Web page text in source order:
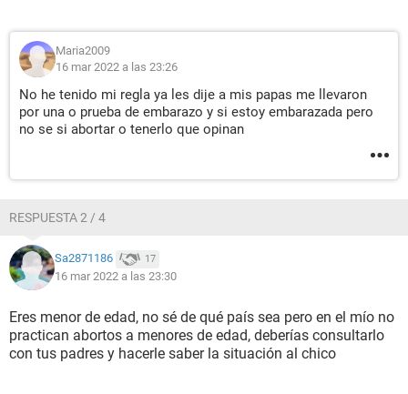
Maria2009
16 mar 2022 a las 23:26
No he tenido mi regla ya les dije a mis papas me llevaron
por una o prueba de embarazo y si estoy embarazada pero
no se si abortar o tenerlo que opinan
RESPUESTA 2 / 4
Sa2871186 17
16 mar 2022 a las 23:30
Eres menor de edad, no sé de qué país sea pero en el mío no
practican abortos a menores de edad, deberías consultarlo
con tus padres y hacerle saber la situación al chico